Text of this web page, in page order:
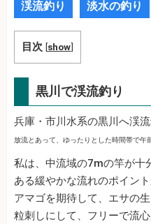
渓流釣り 淡水の釣り
目次 [show]
黒川で渓流釣り
兵庫・市川水系の黒川へ渓流
放流とあって、ゆったりとした時間帯で午
私は、中流域の7mの竿が十
ある緩やかな流れのポイン
アマゴを期待して、エサの
粒刺しにして、フリーで流